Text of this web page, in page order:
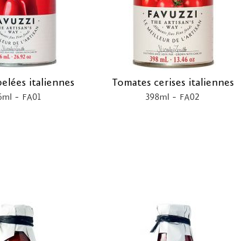
italiennes
- FA01
Tomates cerises italiennes
398ml - FA02